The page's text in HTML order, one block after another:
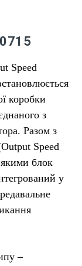
Speed
коробки
з
Разом з
Speed
якими блок
у
–